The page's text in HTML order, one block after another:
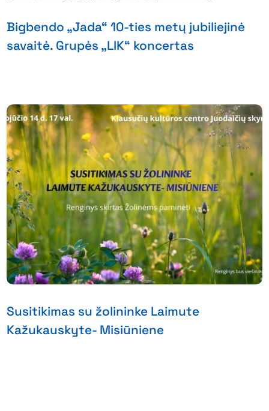
Bigbendo „Jada“ 10-ties metų jubiliejinė
savaitė. Grupės „LIK“ koncertas
Susitikimas su žolininke Laimute
Kažukauskyte- Misiūniene